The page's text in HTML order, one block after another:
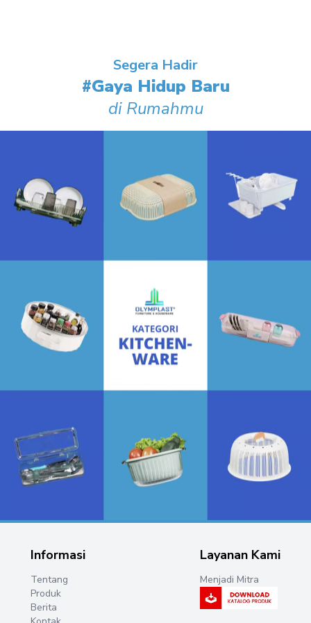
Segera Hadir
#Gaya Hidup Baru
di Rumahmu
Informasi
Tentang
Produk
Berita
Layanan Kami
Menjadi Mitra